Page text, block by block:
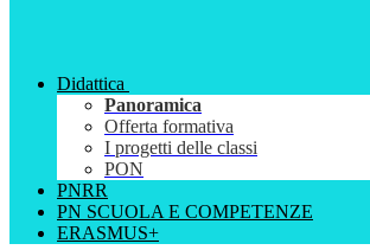
Didattica
Panoramica
Offerta formativa
I progetti delle classi
PON
PNRR
PN SCUOLA E COMPETENZE
ERASMUS+